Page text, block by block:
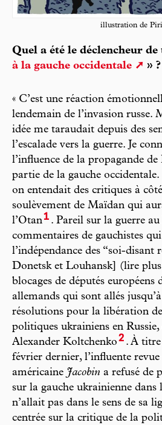
illustration de
Quel a été le déclencheur de
à la gauche occidentale
» ?
« C’est une réaction
lendemain de l’invasion russe.
idée me taraudait depuis des
l’escalade vers la guerre. Je
l’influence de la propagande
partie de la gauche occidentale.
on entendait des critiques à
soulèvement de Maïdan qui
l’Otan1 . Pareil sur la guerre
commentaires de gauchistes
l’indépendance des “soi-disant
Donetsk et Louhansk] (lire plus
blocages de députés européens
allemands qui sont allés
résolutions pour la libération
politiques ukrainiens en
Alexander Koltchenko2 . À titre
février dernier, l’influente revue
américaine Jacobin a refusé de
sur la gauche ukrainienne dans
n’allait pas dans le sens de sa
centrée sur la critique de la